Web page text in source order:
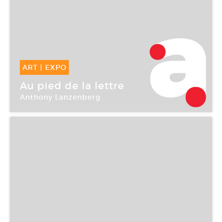
ART | EXPO
18 Nov -27 Nov 2005
Au pied de la lettre
Anthony Lanzenberg